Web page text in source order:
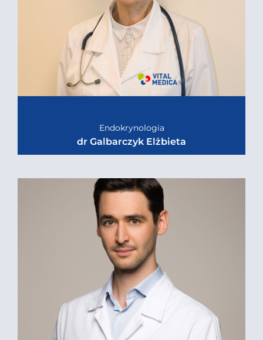
Endokrynologia
dr Galbarczyk Elżbieta